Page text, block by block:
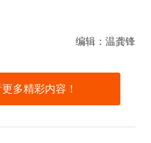
编辑：温龚锋
多精彩内容！